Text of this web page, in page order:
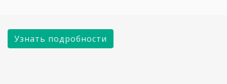
Узнать подробности